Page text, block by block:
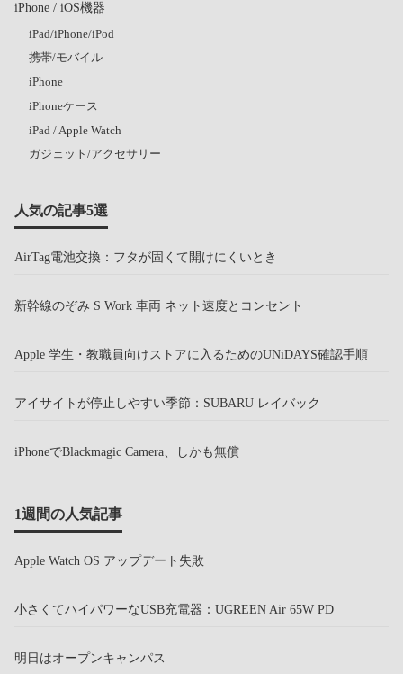
iPhone / iOS機器
iPad/iPhone/iPod
携帯/モバイル
iPhone
iPhoneケース
iPad / Apple Watch
ガジェット/アクセサリー
人気の記事5選
AirTag電池交換：フタが固くて開けにくいとき
新幹線のぞみ S Work 車両 ネット速度とコンセント
Apple 学生・教職員向けストアに入るためのUNiDAYS確認手順
アイサイトが停止しやすい季節：SUBARU レイバック
iPhoneでBlackmagic Camera、しかも無償
1週間の人気記事
Apple Watch OS アップデート失敗
小さくてハイパワーなUSB充電器：UGREEN Air 65W PD
明日はオープンキャンパス